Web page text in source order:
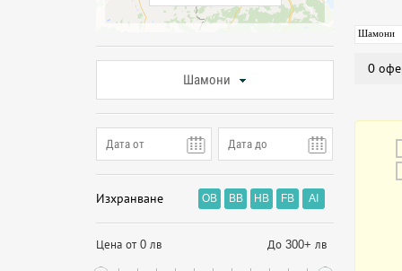
Шамони
Изхранване OB BB HB FB AI
Цена от 0 лв До 300+ лв
Шамони
0